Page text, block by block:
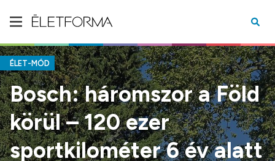
ÉLET-MÓD
Bosch: háromszor a Föld
körül – 120 ezer
sportkilométer 6 év alatt